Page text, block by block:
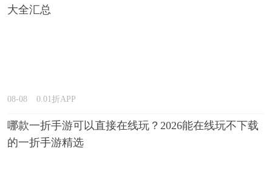
大全汇总
08-08 0.01折APP
哪款一折手游可以直接在线玩？2026能在线玩不下载
的一折手游精选